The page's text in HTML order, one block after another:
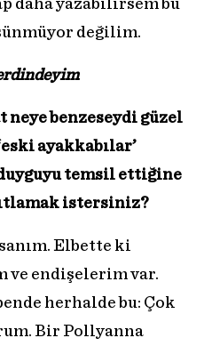
daha yazabilirsem bu
değilim.
neye benzeseydi güzel
ayakkabılar’
temsil ettiğine
istersiniz?
Elbette ki
ve endişelerim var.
herhalde bu: Çok
Bir Pollyanna